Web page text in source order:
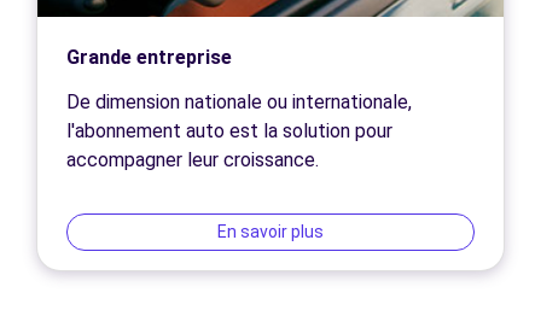
Grande entreprise
De dimension nationale ou internationale,
l'abonnement auto est la solution pour
accompagner leur croissance.
En savoir plus